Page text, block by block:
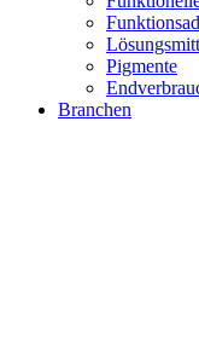
Pigmente
Branchen